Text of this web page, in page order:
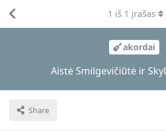
akordai
Aistė Smilgevičiūtė ir
Share
1 iš 1 įrašas